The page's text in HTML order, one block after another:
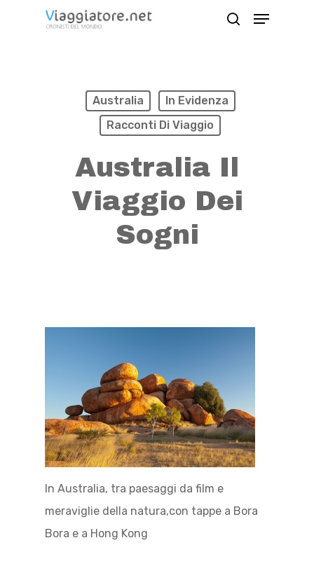
Menu
Australia
In Evidenza
Racconti Di Viaggio
Australia Il
Viaggio Dei
Sogni
In Australia, tra paesaggi da film e
meraviglie della natura,con tappe a Bora
Bora e a Hong Kong